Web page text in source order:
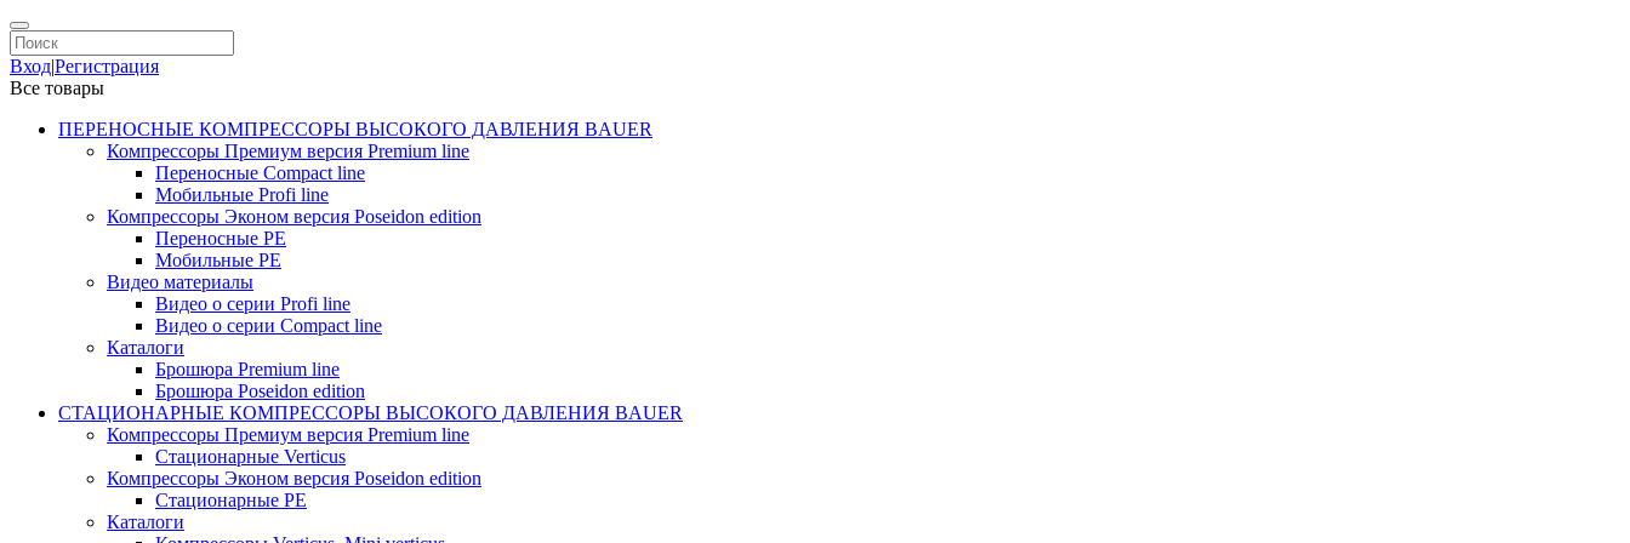
Вход|Регистрация
Все товары
ПЕРЕНОСНЫЕ КОМПРЕССОРЫ ВЫСОКОГО ДАВЛЕНИЯ BAUER
Компрессоры Премиум версия Premium line
Переносные Compact line
Мобильные Profi line
Компрессоры Эконом версия Poseidon edition
Переносные PE
Мобильные PE
Видео материалы
Видео о серии Profi line
Видео о серии Compact line
Каталоги
Брошюра Premium line
Брошюра Poseidon edition
СТАЦИОНАРНЫЕ КОМПРЕССОРЫ ВЫСОКОГО ДАВЛЕНИЯ BAUER
Компрессоры Премиум версия Premium line
Стационарные Verticus
Компрессоры Эконом версия Poseidon edition
Стационарные PE
Каталоги